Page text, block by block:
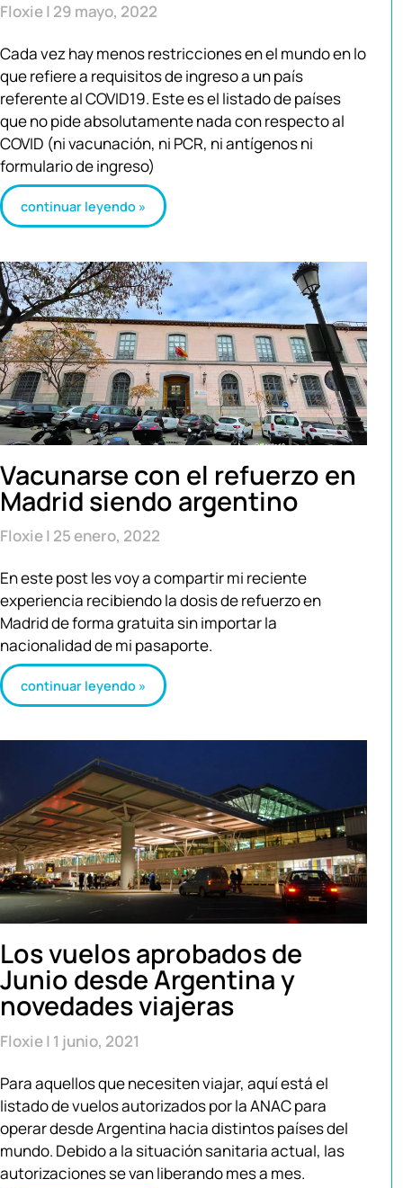
Floxie 29 mayo, 2022
Cada vez hay menos restricciones en el mundo en lo
que refiere a requisitos de ingreso a un país
referente al COVID19. Este es el listado de países
que no pide absolutamente nada con respecto al
COVID (ni vacunación, ni PCR, ni antígenos ni
formulario de ingreso)
continuar leyendo »
Vacunarse con el refuerzo en
Madrid siendo argentino
Floxie 25 enero, 2022
En este post les voy a compartir mi reciente
experiencia recibiendo la dosis de refuerzo en
Madrid de forma gratuita sin importar la
nacionalidad de mi pasaporte.
continuar leyendo »
Los vuelos aprobados de
Junio desde Argentina y
novedades viajeras
Floxie 1 junio, 2021
Para aquellos que necesiten viajar, aquí está el
listado de vuelos autorizados por la ANAC para
operar desde Argentina hacia distintos países del
mundo. Debido a la situación sanitaria actual, las
autorizaciones se van liberando mes a mes.